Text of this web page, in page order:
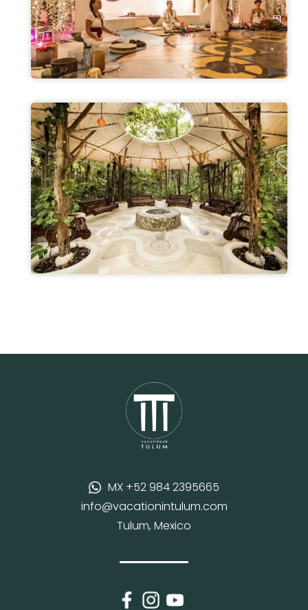
MX +52 984 2395665
info@vacationintulum.com
Tulum, Mexico